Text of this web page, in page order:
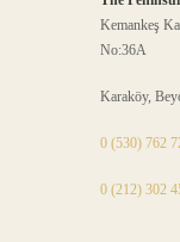
Kemankeş
No:36A
Karaköy,
0 (530) 762
0 (212) 302